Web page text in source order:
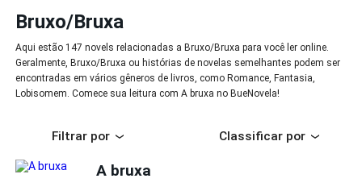
Bruxo/Bruxa
Aqui estão 147 novels relacionadas a Bruxo/Bruxa para você ler online.
Geralmente, Bruxo/Bruxa ou histórias de novelas semelhantes podem ser
encontradas em vários gêneros de livros, como Romance, Fantasia,
Lobisomem. Comece sua leitura com A bruxa no BueNovela!
Filtrar por Classificar por
A bruxa